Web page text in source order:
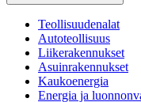
Teollisuudenalat
Autoteollisuus
Liikerakennukset
Asuinrakennukset
Kaukoenergia
Energia ja